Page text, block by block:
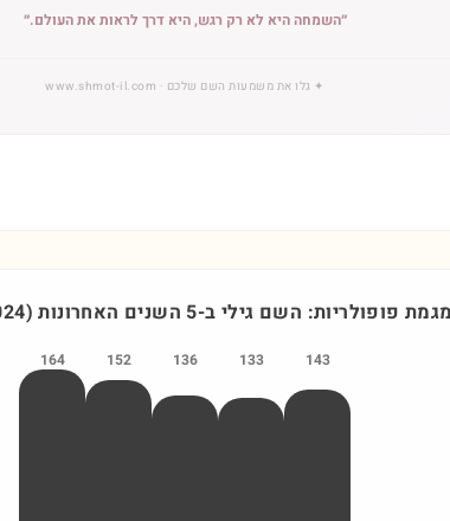
״השמחה היא לא רק רגש, היא דרך לראות את העולם.״
✦ גלו את משמעות השם שלכם · www.shmot-il.com
פופולריות: השם גילי ב-5 השנים האחרונות )
143
133
136
152
164